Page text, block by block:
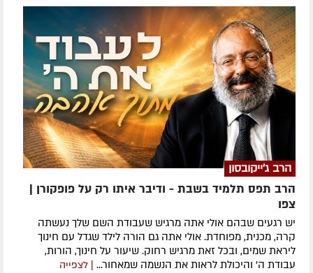
הרב ג'ייקובסון
הרב תפס תלמיד בשבת - ודיבר איתו רק על פופקורן |
צפו
יש רגעים שבהם אולי אתה מרגיש שעבודת השם שלך נעשתה
קרה, מכנית, מפוחדת. אולי אתה גם הורה לילד שגדל עם חינוך
ליראת שמים, ובכל זאת מרגיש רחוק. שיעור על חינוך, הורות,
עבודת ה׳ והיכולת לראות את הנשמה שמאחור...
| לצפייה